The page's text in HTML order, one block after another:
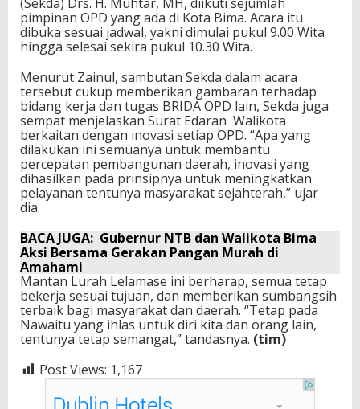
pimpinan OPD yang ada di Kota Bima. Acara itu
dibuka sesuai jadwal, yakni dimulai pukul 9.00 Wita
hingga selesai sekira pukul 10.30 Wita.
Menurut Zainul, sambutan Sekda dalam acara
tersebut cukup memberikan gambaran terhadap
bidang kerja dan tugas BRIDA OPD lain, Sekda juga
sempat menjelaskan Surat Edaran Walikota
berkaitan dengan inovasi setiap OPD. “Apa yang
dilakukan ini semuanya untuk membantu
percepatan pembangunan daerah, inovasi yang
dihasilkan pada prinsipnya untuk meningkatkan
pelayanan tentunya masyarakat sejahterah,” ujar
dia.
BACA JUGA: Gubernur NTB dan Walikota Bima
Aksi Bersama Gerakan Pangan Murah di
Amahami
Mantan Lurah Lelamase ini berharap, semua tetap
bekerja sesuai tujuan, dan memberikan sumbangsih
terbaik bagi masyarakat dan daerah. “Tetap pada
Nawaitu yang ihlas untuk diri kita dan orang lain,
tentunya tetap semangat,” tandasnya. (tim)
Post Views: 1,167